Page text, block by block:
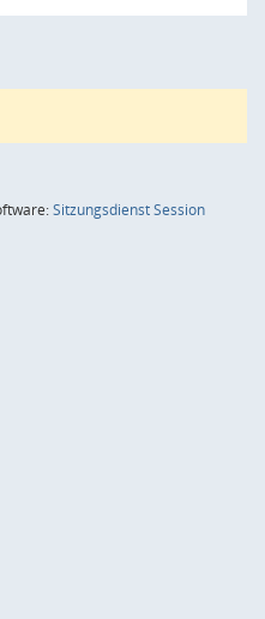
SitzungsdienstSession(Wird in